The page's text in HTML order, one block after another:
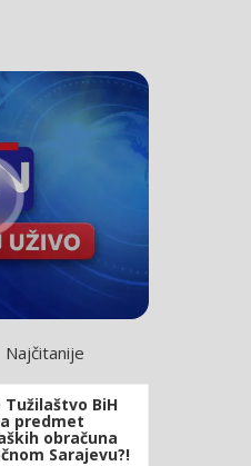
Najčitanije
Tužilaštvo BiH
predmet
obračuna
Sarajevu?!